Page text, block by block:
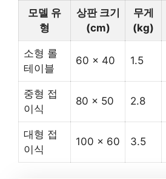
모델 유
형
상판 크기
(cm)
무게
(kg)
소형 롤
테이블
60 x 40 1.5
중형 접
이식
80 x 50 2.8
대형 접
이식
100 x 60 3.5